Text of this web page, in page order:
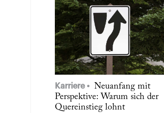
Karriere
Neuanfang mit
Perspektive: Warum sich der
Quereinstieg lohnt